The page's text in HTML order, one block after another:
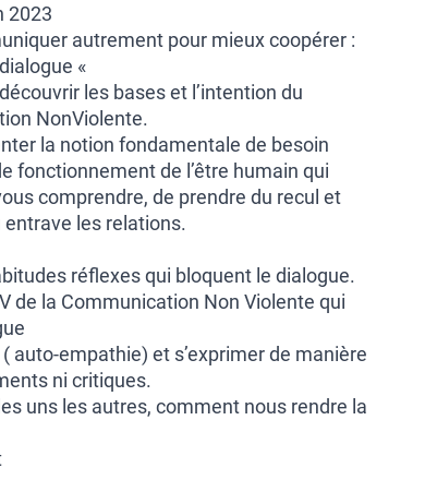
2023
autrement pour mieux coopérer :
«
les bases et l’intention du
NonViolente.
la notion fondamentale de besoin
fonctionnement de l’être humain qui
comprendre, de prendre du recul et
entrave les relations.
réflexes qui bloquent le dialogue.
de la Communication Non Violente qui
auto-empathie) et s’exprimer de manière
ni critiques.
uns les autres, comment nous rendre la